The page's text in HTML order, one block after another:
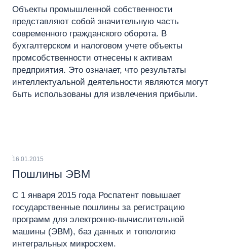
Объекты промышленной собственности
представляют собой значительную часть
современного гражданского оборота. В
бухгалтерском и налоговом учете объекты
промсобственности отнесены к активам
предприятия. Это означает, что результаты
интеллектуальной деятельности являются могут
быть использованы для извлечения прибыли.
16.01.2015
Пошлины ЭВМ
С 1 января 2015 года Роспатент повышает
государственные пошлины за регистрацию
программ для электронно-вычислительной
машины (ЭВМ), баз данных и топологию
интегральных микросхем.